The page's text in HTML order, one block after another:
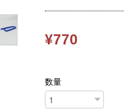
¥770
数量